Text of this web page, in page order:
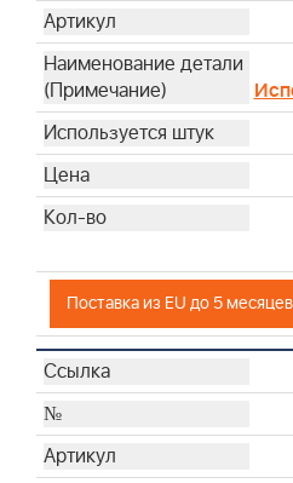
Поставка из EU до 5